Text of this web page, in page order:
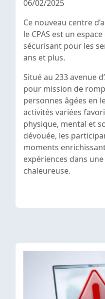
06/02/2025
Ce nouveau centre
le CPAS est un
sécurisant pour les
ans et plus.
Situé au 233 avenue
pour mission de
personnes âgées en
activités variées
physique, mental et
dévouée, les
moments
expériences dans
chaleureuse.